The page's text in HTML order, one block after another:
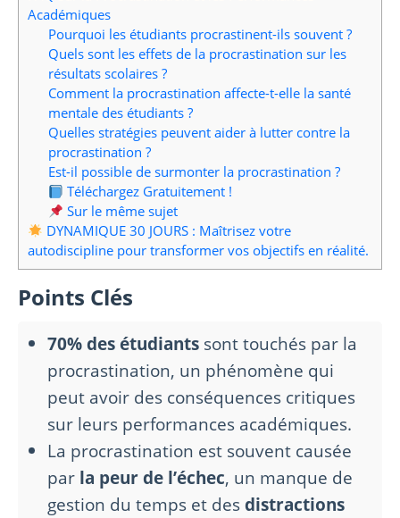
Académiques
Pourquoi les étudiants procrastinent-ils souvent ?
Quels sont les effets de la procrastination sur les
résultats scolaires ?
Comment la procrastination affecte-t-elle la santé
mentale des étudiants ?
Quelles stratégies peuvent aider à lutter contre la
procrastination ?
Est-il possible de surmonter la procrastination ?
Téléchargez Gratuitement !
Sur le même sujet
DYNAMIQUE 30 JOURS : Maîtrisez votre
autodiscipline pour transformer vos objectifs en réalité.
Points Clés
70% des étudiants sont touchés par la
procrastination, un phénomène qui
peut avoir des conséquences critiques
sur leurs performances académiques.
La procrastination est souvent causée
par la peur de l’échec, un manque de
gestion du temps et desdistractions